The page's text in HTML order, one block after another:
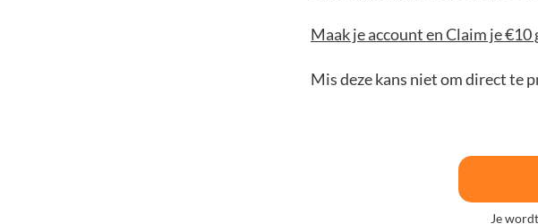
Maak je account en Claim je €10
Mis deze kans niet om direct te
Je